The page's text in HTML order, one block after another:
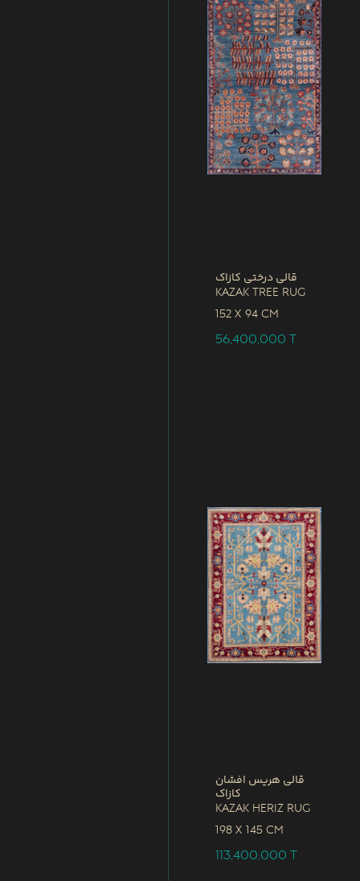
قالی درختی کازاک
Kazak Tree Rug
152 x 94 CM
56,400,000T
قالی هریس افشان
کازاک
Kazak Heriz Rug
198 x 145 CM
113,400,000T